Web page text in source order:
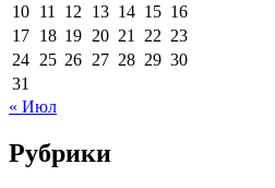
10 11 12 13 14 15 16
17 18 19 20 21 22 23
24 25 26 27 28 29 30
31
« Июл
Рубрики